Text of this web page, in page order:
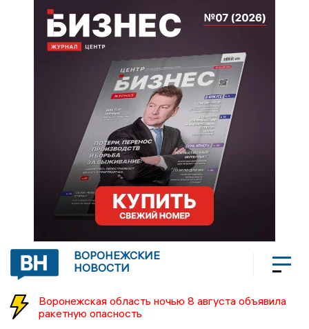
ВОРОНЕЖСКИЕ
НОВОСТИ
Воронежская область ночью 8 августа объявила
ракетную опасность